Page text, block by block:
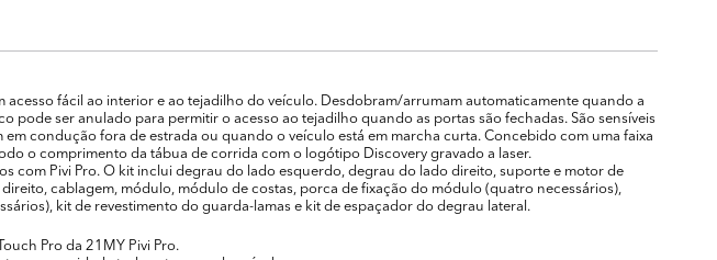
acesso fácil ao interior e ao tejadilho do veículo. Desdobram/arrumam automaticamente quando a
pode ser anulado para permitir o acesso ao tejadilho quando as portas são fechadas. São sensíveis
condução fora de estrada ou quando o veículo está em marcha curta. Concebido com uma faixa
o comprimento da tábua de corrida com o logótipo Discovery gravado a laser.
com Pivi Pro. O kit inclui degrau do lado esquerdo, degrau do lado direito, suporte e motor de
cablagem, módulo, módulo de costas, porca de fixação do módulo (quatro necessários),
kit de revestimento do guarda-lamas e kit de espaçador do degrau lateral.
Pro da 21MY Pivi Pro.